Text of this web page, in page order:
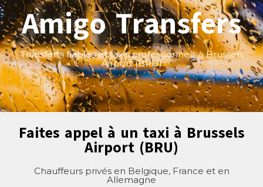
Amigo Transfers
Transferts fiables et taxis professionnels à Brussels
Airport (BRU)
Faites appel à un taxi à Brussels
Airport (BRU)
Chauffeurs privés en Belgique, France et en
Allemagne